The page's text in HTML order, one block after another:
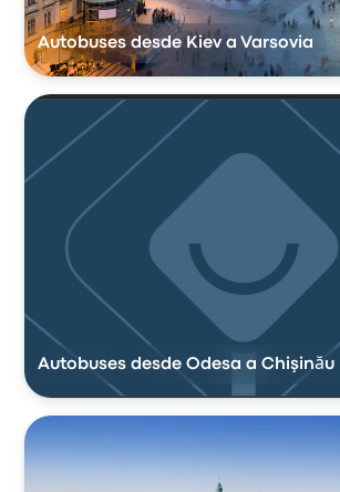
Autobuses desde Kiev a Varsovia
Autobuses desde Odesa a Chişinău